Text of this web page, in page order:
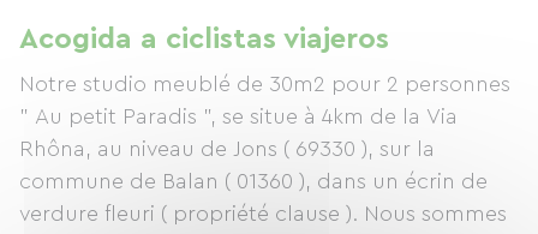
Groupama.
Acogida a ciclistas viajeros
Notre studio meublé de 30m2 pour 2 personnes
" Au petit Paradis ", se situe à 4km de la Via
Rhôna, au niveau de Jons ( 69330 ), sur la
commune de Balan ( 01360 ), dans un écrin de
verdure fleuri ( propriété clause ). Nous sommes